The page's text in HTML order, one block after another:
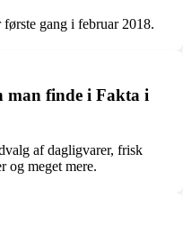
gang i februar 2018.
man finde i Fakta i
af dagligvarer, frisk
og meget mere.